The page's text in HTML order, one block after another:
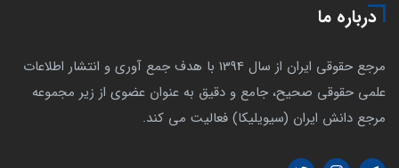
درباره ما
مرجع حقوقی ایران از سال 1394 با هدف جمع آوری و انتشار اطلاعات
علمی حقوقی صحیح، جامع و دقیق به عنوان عضوی از زیر مجموعه
مرجع دانش ایران (سیویلیکا) فعالیت می کند.